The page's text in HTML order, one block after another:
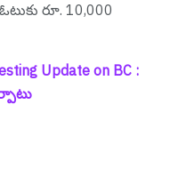
రూ. 10,000
Update on BC :